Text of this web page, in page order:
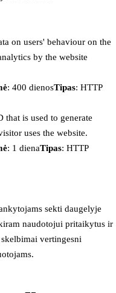
on users' behaviour on the
by the website
: 400 dienosTipas: HTTP
that is used to generate
uses the website.
: 1 dienaTipas: HTTP
sekti daugelyje
naudotojui pritaikytus ir
vertingesni